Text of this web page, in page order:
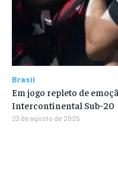
Brasil
Em jogo repleto de
Intercontinental Sub-20
23 de agosto de 2025